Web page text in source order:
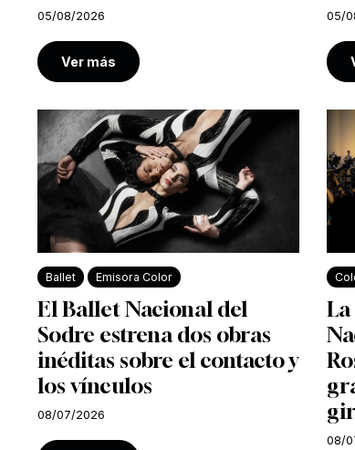
05/08/2026
Ver más
05/
Ballet Emisora Color
El Ballet Nacional del
Sodre estrena dos obras
inéditas sobre el contacto y
los vínculos
08/07/2026
08/